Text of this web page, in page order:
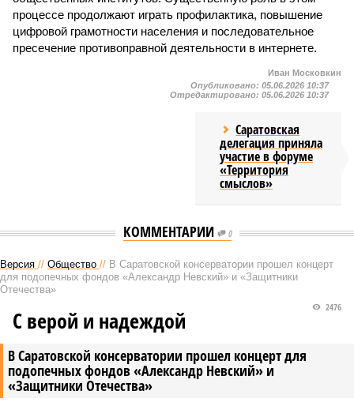
процессе продолжают играть профилактика, повышение
цифровой грамотности населения и последовательное
пресечение противоправной деятельности в интернете.
Иван Московкин
Опубликовано: 05.06.2026 10:37
Отредактировано: 05.06.2026 10:37
Саратовская
делегация приняла
участие в форуме
«Территория
смыслов»
КОММЕНТАРИИ 0
Версия // Общество // В Саратовской консерватории прошел концерт
для подопечных фондов «Александр Невский» и «Защитники
Отечества»
В Саратовской консерватории прошел концерт для
подопечных фондов «Александр Невский» и
«Защитники Отечества»
2476
С верой и надеждой